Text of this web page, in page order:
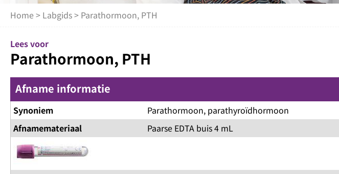
Home > Labgids> Parathormoon, PTH
Lees voor
Parathormoon, PTH
Afname informatie
Synoniem
Parathormoon, parathyroïdhormoon
Afnamemateriaal
Paarse EDTA buis 4 mL